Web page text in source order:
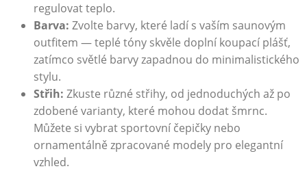
regulovat teplo.
Barva: Zvolte barvy, které ladí s vaším saunovým
outfitem — teplé tóny skvěle doplní koupací plášť,
zatímco světlé barvy zapadnou do minimalistického
stylu.
Střih: Zkuste různé střihy, od jednoduchých až po
zdobené varianty, které mohou dodat šmrnc.
Můžete si vybrat sportovní čepičky nebo
ornamentálně zpracované modely pro elegantní
vzhled.